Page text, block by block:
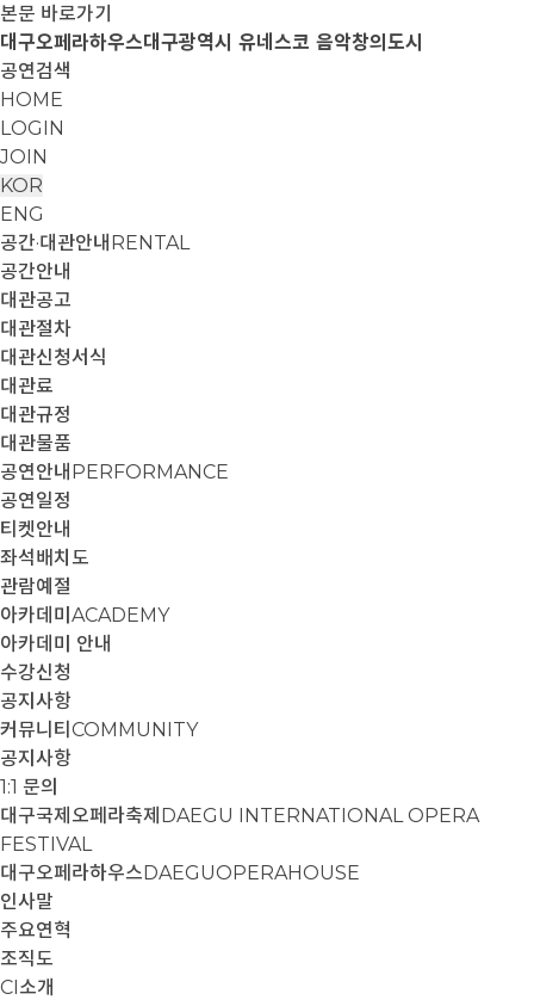
본문 바로가기
대구오페라하우스대구광역시 유네스코 음악창의도시
공연검색
HOME
LOGIN
JOIN
KOR
ENG
공간·대관안내 RENTAL
공간안내
대관공고
대관절차
대관신청서식
대관료
대관규정
대관물품
공연안내 PERFORMANCE
공연일정
티켓안내
좌석배치도
관람예절
아카데미 ACADEMY
아카데미 안내
수강신청
공지사항
커뮤니티 COMMUNITY
공지사항
1:1 문의
대구국제오페라축제 DAEGU INTERNATIONAL OPERA
FESTIVAL
대구오페라하우스DAEGUOPERAHOUSE
인사말
주요연혁
조직도
CI소개